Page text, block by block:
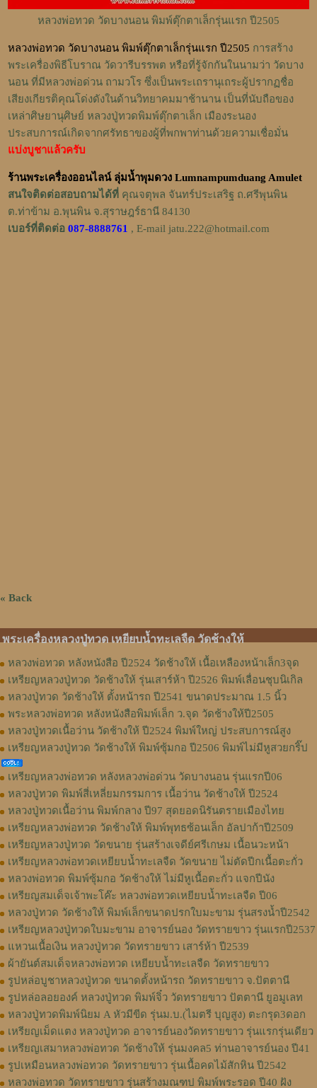
หลวงพ่อทวด วัดบางนอน พิมพ์ตุ๊กตาเล็กรุ่นแรก ปี2505
หลวงพ่อทวด วัดบางนอน พิมพ์ตุ๊กตาเล็กรุ่นแรก ปี2505 การสร้าง
พระเครื่องพิธีโบราณ วัดวารีบรรพต หรือที่รู้จักกันในนามว่า วัดบาง
นอน ที่มีหลวงพ่อด่วน ถามวโร ซึ่งเป็นพระเถรานุเถระผู้ปรากฏชื่อ
เสียงเกียรติคุณโด่งดังในด้านวิทยาคมมาช้านาน เป็นที่นับถือของ
เหล่าศิษยานุศิษย์ หลวงปู่ทวดพิมพ์ตุ๊กตาเล็ก เมืองระนอง
ประสบการณ์เกิดจากศรัทธาของผู้ที่พกพาท่านด้วยความเชื่อมั่น
แบ่งบูชาแล้วครับ
ร้านพระเครื่องออนไลน์ ลุ่มน้ำพุมดวง Lumnampumduang Amulet
สนใจติดต่อสอบถามได้ที่ คุณจตุพล จันทร์ประเสริฐ ถ.ศรีพุนพิน
ต.ท่าข้าม อ.พุนพิน จ.สุราษฎร์ธานี 84130
เบอร์ที่ติดต่อ 087-8888761 , E-mail jatu.222@hotmail.com
« Back
พระเครื่องหลวงปู่ทวด เหยียบน้ำทะเลจืด วัดช้างให้
หลวงพ่อทวด หลังหนังสือ ปี2524 วัดช้างให้ เนื้อเหลืองหน้าเล็ก3จุด
เหรียญหลวงปู่ทวด วัดช้างให้ รุ่นเสาร์ห้า ปี2526 พิมพ์เลื่อนชุบนิเกิล
หลวงปู่ทวด วัดช้างให้ ตั้งหน้ารถ ปี2541 ขนาดประมาณ 1.5 นิ้ว
พระหลวงพ่อทวด หลังหนังสือพิมพ์เล็ก ว.จุด วัดช้างให้ปี2505
หลวงปู่ทวดเนื้อว่าน วัดช้างให้ ปี2524 พิมพ์ใหญ่ ประสบการณ์สูง
เหรียญหลวงปู่ทวด วัดช้างให้ พิมพ์ซุ้มกอ ปี2506 พิมพ์ไม่มีหูสวยกริ๊ป
เหรียญหลวงพ่อทวด หลังหลวงพ่อด่วน วัดบางนอน รุ่นแรกปี06
หลวงปู่ทวด พิมพ์สี่เหลี่ยมกรรมการ เนื้อว่าน วัดช้างให้ ปี2524
หลวงปู่ทวดเนื้อว่าน พิมพ์กลาง ปี97 สุดยอดนิรันตรายเมืองไทย
เหรียญหลวงพ่อทวด วัดช้างให้ พิมพ์พุทธซ้อนเล็ก อัลปาก้าปี2509
เหรียญหลวงปู่ทวด วัดขนาย รุ่นสร้างเจดีย์ศรีเกษม เนื้อนวะหน้า
เหรียญหลวงพ่อทวดเหยียบน้ำทะเลจืด วัดขนาย ไม่ตัดปีกเนื้อตะกั่ว
หลวงพ่อทวด พิมพ์ซุ้มกอ วัดช้างให้ ไม่มีหูเนื้อตะกั่ว แจกปีนัง
เหรียญสมเด็จเจ้าพะโค๊ะ หลวงพ่อทวดเหยียบน้ำทะเลจืด ปี06
หลวงปู่ทวด วัดช้างให้ พิมพ์เล็กขนาดปรกใบมะขาม รุ่นสรงน้ำปี2542
เหรียญหลวงปู่ทวดใบมะขาม อาจารย์นอง วัดทรายขาว รุ่นแรกปี2537
แหวนเนื้อเงิน หลวงปู่ทวด วัดทรายขาว เสาร์ห้า ปี2539
ผ้ายันต์สมเด็จหลวงพ่อทวด เหยียบน้ำทะเลจืด วัดทรายขาว
รูปหล่อบูชาหลวงปู่ทวด ขนาดตั้งหน้ารถ วัดทรายขาว จ.ปัตตานี
รูปหล่อลอยองค์ หลวงปู่ทวด พิมพ์จิ๋ว วัดทรายขาว ปัตตานี ยูอมูเลท
หลวงปู่ทวดพิมพ์นิยม A หัวมีขีด รุ่นม.บ.(ไมตรี บุญสูง) ตะกรุด3ดอก
เหรียญเม็ดแตง หลวงปู่ทวด อาจารย์นองวัดทรายขาว รุ่นแรกรุ่นเดียว
เหรียญเสมาหลวงพ่อทวด วัดช้างให้ รุ่นมงคล5 ท่านอาจารย์นอง ปี41
รูปเหมือนหลวงพ่อทวด วัดทรายขาว รุ่นเนื้อคดไม้สักหิน ปี2542
หลวงพ่อทวด วัดทรายขาว รุ่นสร้างมณฑป พิมพ์พระรอด ปี40 ฝัง